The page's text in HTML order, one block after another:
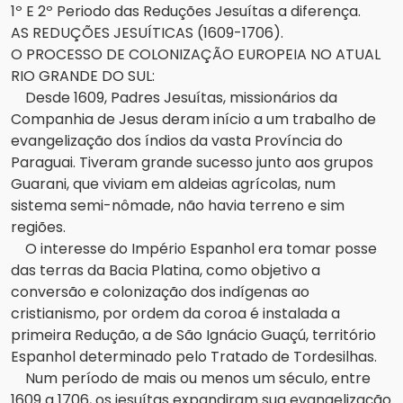
1º E 2º Periodo das Reduções Jesuítas a diferença.
AS REDUÇÕES JESUÍTICAS (1609-1706).
O PROCESSO DE COLONIZAÇÃO EUROPEIA NO ATUAL
RIO GRANDE DO SUL:
Desde 1609, Padres Jesuítas, missionários da
Companhia de Jesus deram início a um trabalho de
evangelização dos índios da vasta Província do
Paraguai. Tiveram grande sucesso junto aos grupos
Guarani, que viviam em aldeias agrícolas, num
sistema semi-nômade, não havia terreno e sim
regiões.
O interesse do Império Espanhol era tomar posse
das terras da Bacia Platina, como objetivo a
conversão e colonização dos indígenas ao
cristianismo, por ordem da coroa é instalada a
primeira Redução, a de São Ignácio Guaçú, território
Espanhol determinado pelo Tratado de Tordesilhas.
Num período de mais ou menos um século, entre